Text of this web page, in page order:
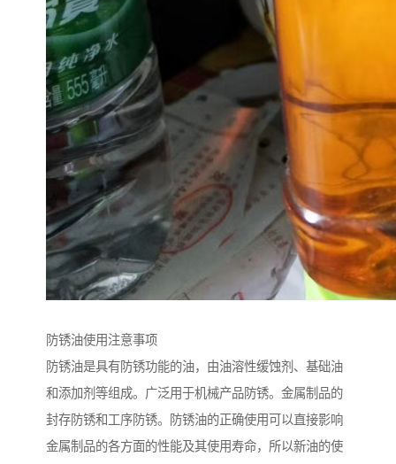
防锈油使用注意事项
防锈油是具有防锈功能的油，由油溶性缓蚀剂、基础油
和添加剂等组成。广泛用于机械产品防锈。金属制品的
封存防锈和工序防锈。防锈油的正确使用可以直接影响
金属制品的各方面的性能及其使用寿命，所以新油的使